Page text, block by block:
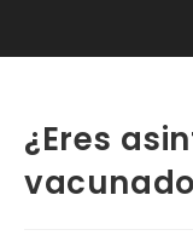
¿Eres